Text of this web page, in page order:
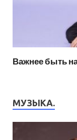
Важнее быть
МУЗЫКА.